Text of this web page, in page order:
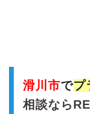
滑川市でプ
相談なら